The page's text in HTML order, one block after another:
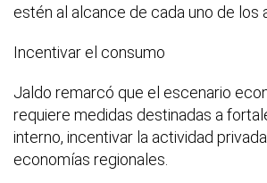
estén al alcance de cada uno de los
Incentivar el consumo
Jaldo remarcó que el escenario
requiere medidas destinadas a
interno, incentivar la actividad
economías regionales.